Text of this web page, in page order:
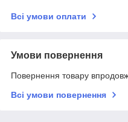
Всі умови оплати
Умови повернення
Повернення товару
Всі умови повернення